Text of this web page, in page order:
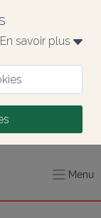
En savoir plus
Menu